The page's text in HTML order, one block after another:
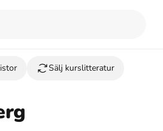
Sälj kurslitteratur